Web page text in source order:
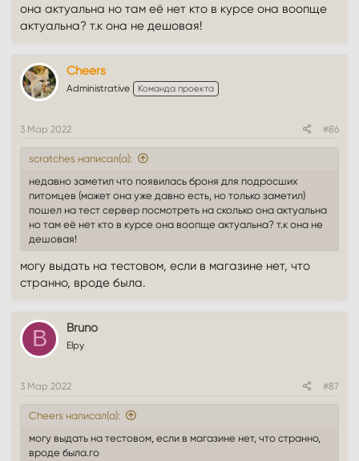
она актуальна но там её нет кто в курсе она воопще
актуальна? т.к она не дешовая!
Cheers
Administrative Команда проекта
3 Мар 2022 #86
scratches написал(а):
недавно заметил что появилась броня для подросших
питомцев (может она уже давно есть, но только заметил)
пошел на тест сервер посмотреть на сколько она актуальна
но там её нет кто в курсе она воопще актуальна? т.к она не
дешовая!
могу выдать на тестовом, если в магазине нет, что
странно, вроде была.
B Bruno
Elpy
3 Мар 2022 #87
Cheers написал(а):
могу выдать на тестовом, если в магазине нет, что странно,
вроде была.го